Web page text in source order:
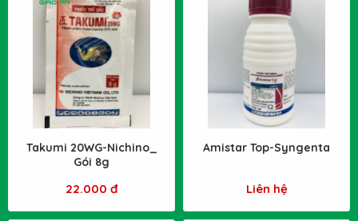
Takumi 20WG-Nichino_
Gói 8g
22.000 đ
Amistar Top-Syngenta
Liên hệ